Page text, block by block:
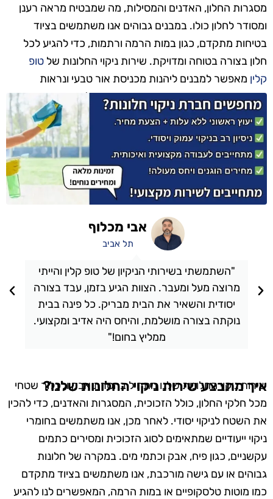
מסגרות החלון, האדנים והמסילות, מה שמבטיח מראה רענן
ומסודר לחלון כולו. במבנים גבוהים אנו משתמשים בציוד
בטיחות מתקדם, כגון במות הרמה ורתמות, כדי להגיע לכל
חלון בצורה בטוחה ומדויקת. שירות ניקוי החלונות של טופ
קלין מאפשר למבנים ליהנות מכניסת אור טבעי ונראות
אסתטית מרשימה, עם תוצאות שנשמרות לאורך זמן.
"השתמשתי בשירותי הניקיון של טופ קלין והייתי
מרוצה מעל ומעבר. הצוות הגיע בזמן, עבד בצורה
יסודית והשאיר את הבית מבריק. כל פינה בבית
נוקתה בצורה מושלמת, והיחס היה אדיב ומקצועי.
ממליץ בחום!"
אבי מכלוף
תל אביב
איך מתבצע שירות ניקוי החלונות שלנו?
שירות ניקוי החלונות שלנו מתחיל בהסרת אבק ולכלוך שטחי
מכל חלקי החלון, כולל הזכוכית, המסגרות והאדנים, כדי להכין
את השטח לניקוי יסודי. לאחר מכן, אנו משתמשים בחומרי
ניקוי ייעודיים שמתאימים לסוג הזכוכית ומסירים כתמים
עקשניים, כגון פיח, אבק וכתמי מים. במקרה של חלונות
גבוהים או עם גישה מורכבת, אנו משתמשים בציוד מתקדם
כמו מוטות טלסקופיים או במות הרמה, המאפשרים לנו להגיע